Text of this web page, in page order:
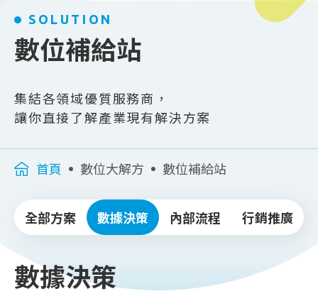
SOLUTION
數位補給站
集結各領域優質服務商，
讓你直接了解產業現有解決方案
首頁 數位大解方 數位補給站
全部方案 數據決策 內部流程 行銷推廣
數據決策